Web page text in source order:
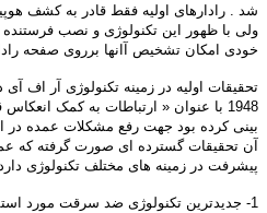
شد . رادارهای اولیه فقط قادر به کشف
ولی با ظهور این تکنولوژی و نصب
خودی امکان تشخیص آانها برروی صفحه
تحقیقات اولیه در زمینه تکنولوژی آر اف
1948 با عنوان « ارتباطات به کمک
بینی کرده بود جهت رفع مشکلات عمده
آن تحقیقات گسترده ای صورت گرفته که
پیشرفت در زمینه های مختلف تکنولوژی
1- جدیدترین تکنولوژی ضد سرقت مورد